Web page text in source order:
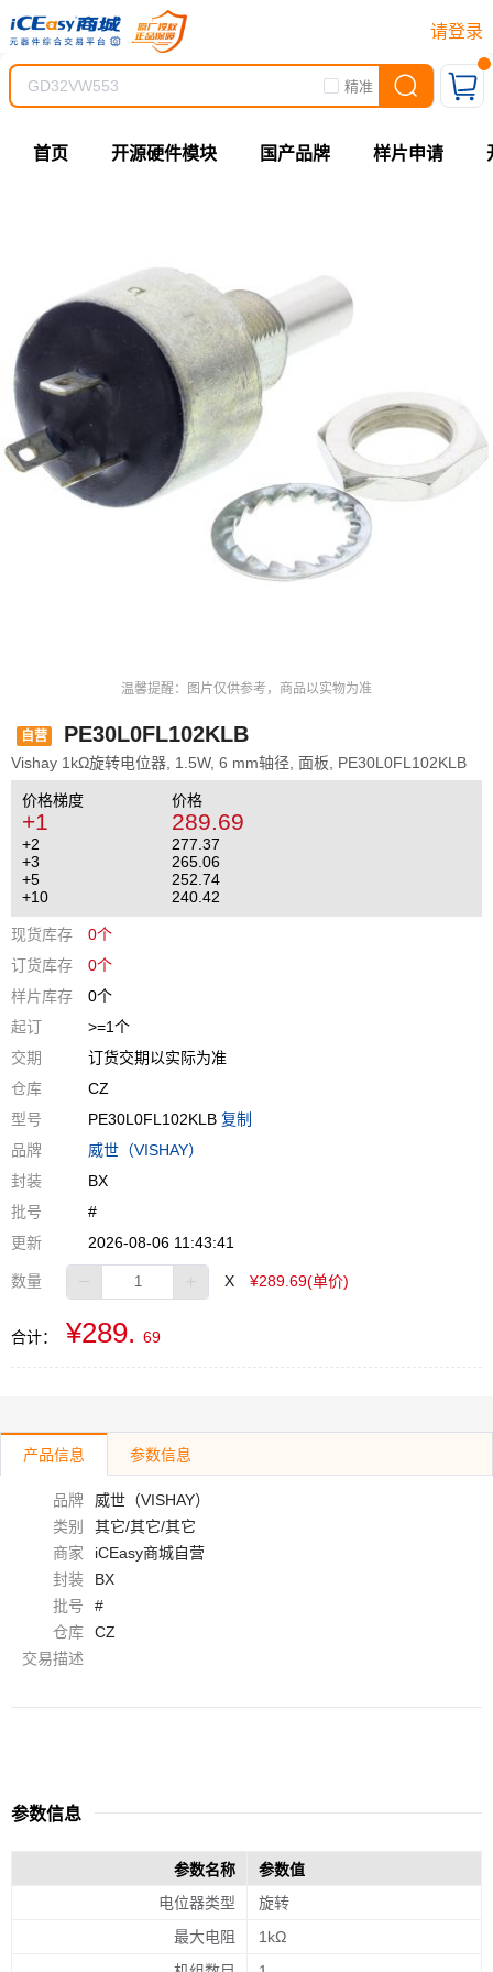
请登录
精准
首页 开源硬件模块 国产品牌 样片申请
温馨提醒：图片仅供参考，商品以实物为准
自营 PE30L0FL102KLB
Vishay 1kΩ旋转电位器, 1.5W, 6 mm轴径, 面板, PE30L0FL102KLB
价格梯度 价格
+1 289.69
+2
277.37
+3
265.06
+5
252.74
+10
240.42
现货库存
0个
订货库存
0个
样片库存
0个
起订
>=1个
交期
订货交期以实际为准
仓库
CZ
型号
PE30L0FL102KLB 复制
品牌
威世（VISHAY）
封装
BX
批号
#
更新
2026-08-06 11:43:41
数量 X ¥289.69(单价)
合计： ¥289. 69
产品信息 参数信息
品牌
威世（VISHAY）
类别
其它/其它/其它
商家
iCEasy商城自营
封装
BX
批号
#
仓库
CZ
交易描述
参数信息
参数名称
参数值
电位器类型
旋转
最大电阻
1kΩ